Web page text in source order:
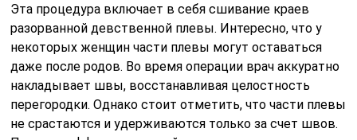
Эта процедура включает в себя сшивание краев
разорванной девственной плевы. Интересно, что у
некоторых женщин части плевы могут оставаться
даже после родов. Во время операции врач аккуратно
накладывает швы, восстанавливая целостность
перегородки. Однако стоит отметить, что части плевы
не срастаются и удерживаются только за счет швов.